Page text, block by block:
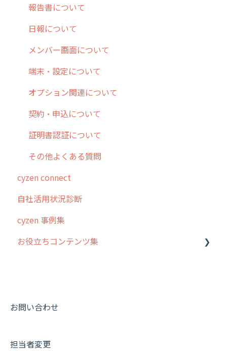
【業界業種別】cyzen設定方法
帳票出力
メッセージ・ファイル添付
商品
各種設定・その他
パフォーマンス
外部リンク
お知らせ
設定
活動通知
内線電話
商品
各種設定・ログイン
その他オプション
IP接続制限・端末認証設定
契約・その他
報告書について
日報について
メンバー画面について
端末・設定について
オプション関連について
契約・申込について
証明書認証について
その他よくある質問
cyzen connect
自社活用状況診断
cyzen 事例集
お役立ちコンテンツ集
動画集：共通
お問い合わせ
担当者変更